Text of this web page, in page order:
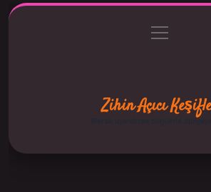
Gizlilik Politikası
menüyü
aç
Zihin Açıcı
Merak uyandıran bilgilerle dünyaya